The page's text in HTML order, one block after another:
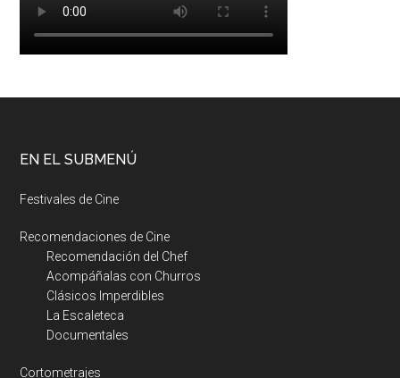
EN EL SUBMENÚ
Festivales de Cine
Recomendaciones de Cine
Recomendación del Chef
Acompáñalas con Churros
Clásicos Imperdibles
La Escaleteca
Documentales
Cortometrajes